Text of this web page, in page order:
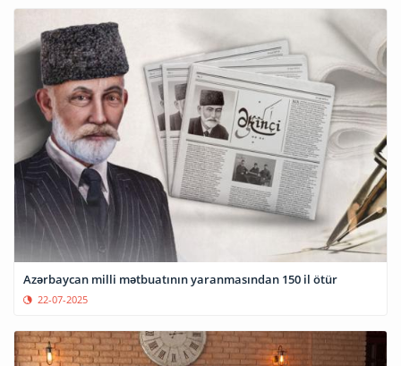
Azərbaycan milli mətbuatının yaranmasından 150 il ötür
22-07-2025